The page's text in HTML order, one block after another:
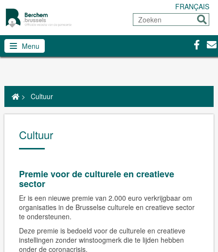
FRANÇAIS
Zoeken
Sturen
Menu
> Cultuur
Cultuur
Premie voor de cultureleen creatieve
sector
Er is een nieuwe premie van 2.000 euro verkrijgbaar om
organisaties in de Brusselse culturele en creatieve sector
te ondersteunen.
Deze premie is bedoeld voor de culturele en creatieve
instellingen zonder winstoogmerk die te lijden hebben
onder de coronacrisis.